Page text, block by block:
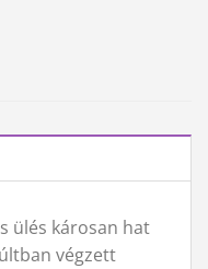
ülés károsan hat
végzett